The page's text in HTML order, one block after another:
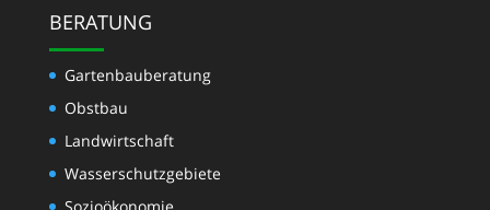
BERATUNG
Gartenbauberatung
Obstbau
Landwirtschaft
Wasserschutzgebiete
Sozioökonomie